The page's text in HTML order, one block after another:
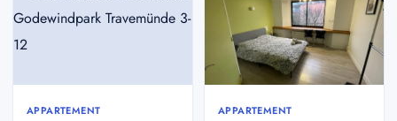
APPARTEMENT APPARTEMENT